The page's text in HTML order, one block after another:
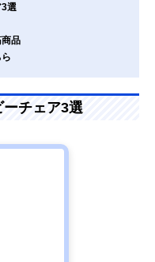
3選
品
チェア3選